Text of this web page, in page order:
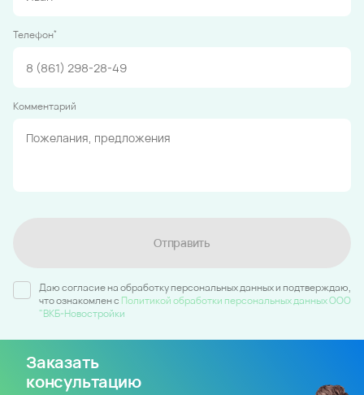
Телефон*
Комментарий
Отправить
Даю согласие на обработку персональных данных и подтверждаю,
что ознакомлен c Политикой обработки персональных данных ООО
"ВКБ-Новостройки
Заказать
консультацию